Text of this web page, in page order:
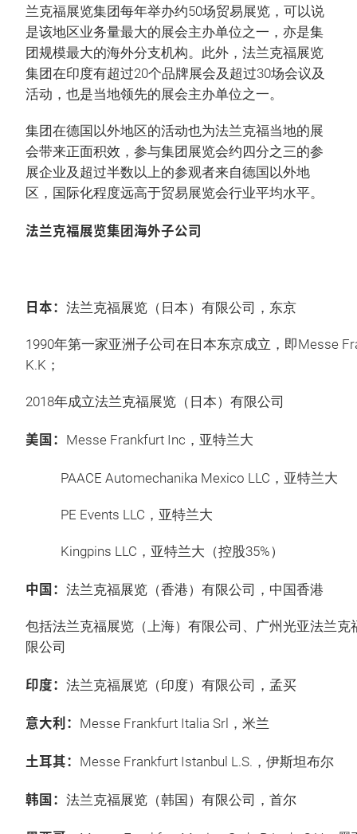
兰克福展览集团每年举办约50场贸易展览，可以说
是该地区业务量最大的展会主办单位之一，亦是集
团规模最大的海外分支机构。此外，法兰克福展览
集团在印度有超过20个品牌展会及超过30场会议及
活动，也是当地领先的展会主办单位之一。
集团在德国以外地区的活动也为法兰克福当地的展
会带来正面积效，参与集团展览会约四分之三的参
展企业及超过半数以上的参观者来自德国以外地
区，国际化程度远高于贸易展览会行业平均水平。
法兰克福展览集团海外子公司
日本： 法兰克福展览（日本）有限公司，东京
1990年第一家亚洲子公司在日本东京成立，即Messe
K.K；
2018年成立法兰克福展览（日本）有限公司
美国： Messe Frankfurt Inc，亚特兰大
PAACE Automechanika Mexico LLC，亚特兰大
PE Events LLC，亚特兰大
Kingpins LLC，亚特兰大（控股35%）
中国： 法兰克福展览（香港）有限公司，中国香港
包括法兰克福展览（上海）有限公司、广州光亚法兰克
限公司
印度： 法兰克福展览（印度）有限公司，孟买
意大利： Messe Frankfurt Italia Srl，米兰
土耳其： Messe Frankfurt Istanbul L.S.，伊斯坦布尔
韩国： 法兰克福展览（韩国）有限公司，首尔